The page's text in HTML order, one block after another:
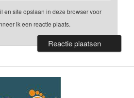
en site opslaan in deze browser voor
ik een reactie plaats.